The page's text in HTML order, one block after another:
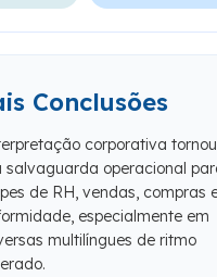
Conclusões
corporativa
salvaguarda operacional
de RH, vendas, compras
especialmente em
multilíngues de ritmo